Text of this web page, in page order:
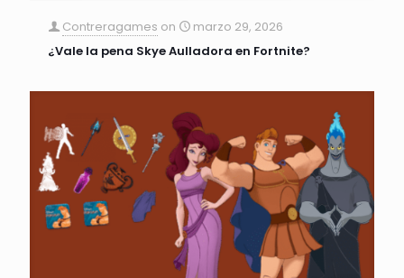
Contreragames on
marzo 29, 2026
¿Vale la pena Skye Aulladora en Fortnite?